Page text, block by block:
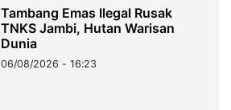
Tambang Emas Ilegal Rusak
TNKS Jambi, Hutan Warisan
Dunia
06/08/2026 - 16:23